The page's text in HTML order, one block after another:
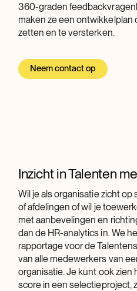
360-graden
maken ze een
zetten en te versterken.
Neem contact op
Inzicht in Talenten
Wil je als organisatie zicht
of afdelingen of wil je
met aanbevelingen en
dan de HR-analytics in. We
rapportage voor de
van alle medewerkers van
organisatie. Je kunt ook zien
score in een selectieproject,